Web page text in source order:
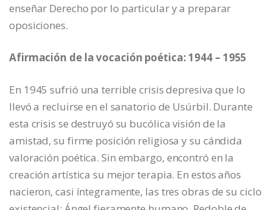
enseñar Derecho por lo particular y a preparar
oposiciones.
Afirmación de la vocación poética: 1944 – 1955
En 1945 sufrió una terrible crisis depresiva que lo
llevó a recluirse en el sanatorio de Usúrbil. Durante
esta crisis se destruyó su bucólica visión de la
amistad, su firme posición religiosa y su cándida
valoración poética. Sin embargo, encontró en la
creación artística su mejor terapia. En estos años
nacieron, casi íntegramente, las tres obras de su ciclo